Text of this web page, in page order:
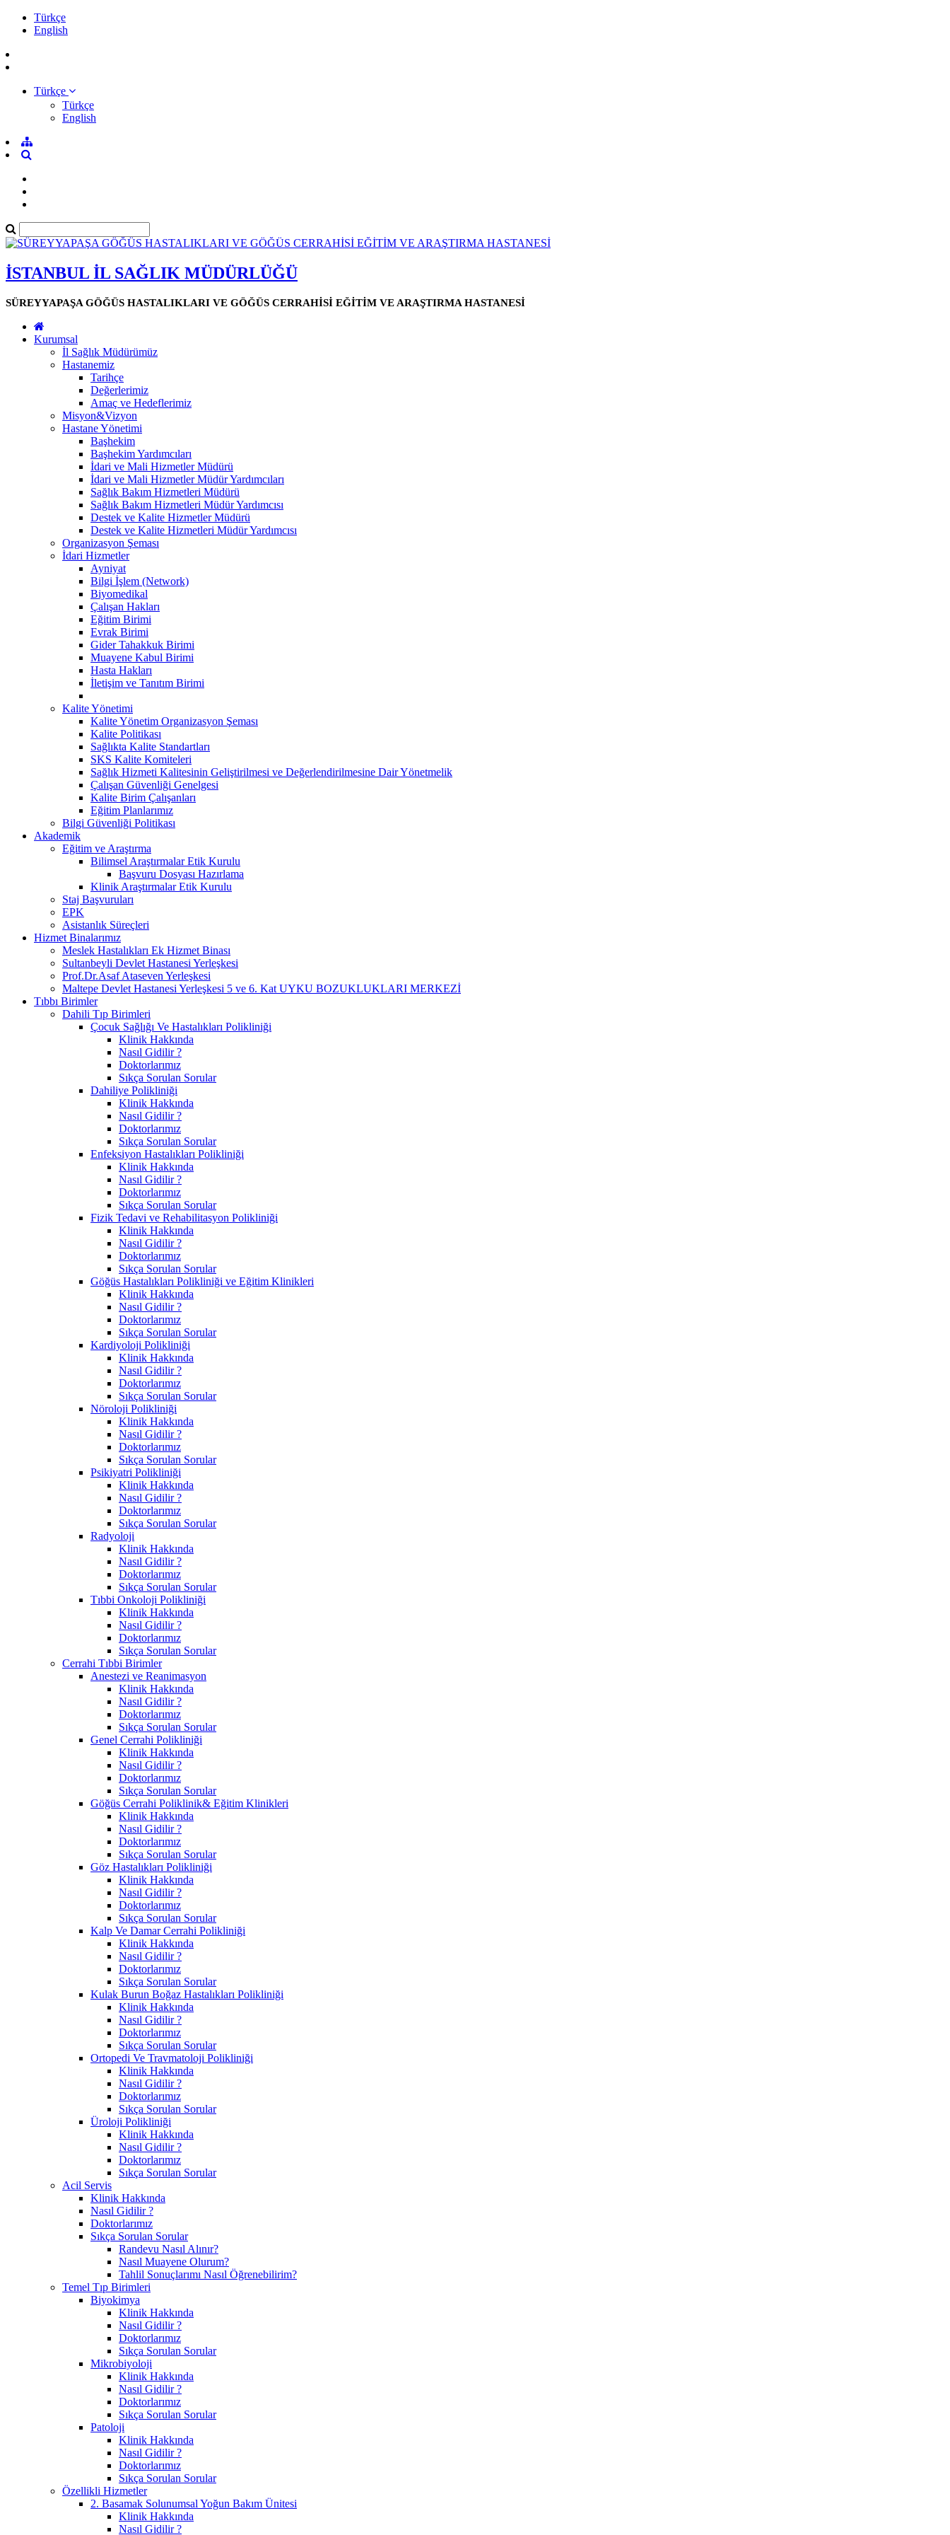
Türkçe
English
Türkçe
Türkçe
English
İSTANBUL İL SAĞLIK MÜDÜRLÜĞÜ
SÜREYYAPAŞA GÖĞÜS HASTALIKLARI VE GÖĞÜS CERRAHİSİ EĞİTİM VE ARAŞTIRMA HASTANESİ
Kurumsal
İl Sağlık Müdürümüz
Hastanemiz
Tarihçe
Değerlerimiz
Amaç ve Hedeflerimiz
Misyon&Vizyon
Hastane Yönetimi
Başhekim
Başhekim Yardımcıları
İdari ve Mali Hizmetler Müdürü
İdari ve Mali Hizmetler Müdür Yardımcıları
Sağlık Bakım Hizmetleri Müdürü
Sağlık Bakım Hizmetleri Müdür Yardımcısı
Destek ve Kalite Hizmetler Müdürü
Destek ve Kalite Hizmetleri Müdür Yardımcısı
Organizasyon Şeması
İdari Hizmetler
Ayniyat
Bilgi İşlem (Network)
Biyomedikal
Çalışan Hakları
Eğitim Birimi
Evrak Birimi
Gider Tahakkuk Birimi
Muayene Kabul Birimi
Hasta Hakları
İletişim ve Tanıtım Birimi
Kalite Yönetimi
Kalite Yönetim Organizasyon Şeması
Kalite Politikası
Sağlıkta Kalite Standartları
SKS Kalite Komiteleri
Sağlık Hizmeti Kalitesinin Geliştirilmesi ve Değerlendirilmesine Dair Yönetmelik
Çalışan Güvenliği Genelgesi
Kalite Birim Çalışanları
Eğitim Planlarımız
Bilgi Güvenliği Politikası
Akademik
Eğitim ve Araştırma
Bilimsel Araştırmalar Etik Kurulu
Başvuru Dosyası Hazırlama
Klinik Araştırmalar Etik Kurulu
Staj Başvuruları
EPK
Asistanlık Süreçleri
Hizmet Binalarımız
Meslek Hastalıkları Ek Hizmet Binası
Sultanbeyli Devlet Hastanesi Yerleşkesi
Prof.Dr.Asaf Ataseven Yerleşkesi
Maltepe Devlet Hastanesi Yerleşkesi 5 ve 6. Kat UYKU BOZUKLUKLARI MERKEZİ
Tıbbı Birimler
Dahili Tıp Birimleri
Çocuk Sağlığı Ve Hastalıkları Polikliniği
Klinik Hakkında
Nasıl Gidilir ?
Doktorlarımız
Sıkça Sorulan Sorular
Dahiliye Polikliniği
Klinik Hakkında
Nasıl Gidilir ?
Doktorlarımız
Sıkça Sorulan Sorular
Enfeksiyon Hastalıkları Polikliniği
Klinik Hakkında
Nasıl Gidilir ?
Doktorlarımız
Sıkça Sorulan Sorular
Fizik Tedavi ve Rehabilitasyon Polikliniği
Klinik Hakkında
Nasıl Gidilir ?
Doktorlarımız
Sıkça Sorulan Sorular
Göğüs Hastalıkları Polikliniği ve Eğitim Klinikleri
Klinik Hakkında
Nasıl Gidilir ?
Doktorlarımız
Sıkça Sorulan Sorular
Kardiyoloji Polikliniği
Klinik Hakkında
Nasıl Gidilir ?
Doktorlarımız
Sıkça Sorulan Sorular
Nöroloji Polikliniği
Klinik Hakkında
Nasıl Gidilir ?
Doktorlarımız
Sıkça Sorulan Sorular
Psikiyatri Polikliniği
Klinik Hakkında
Nasıl Gidilir ?
Doktorlarımız
Sıkça Sorulan Sorular
Radyoloji
Klinik Hakkında
Nasıl Gidilir ?
Doktorlarımız
Sıkça Sorulan Sorular
Tıbbi Onkoloji Polikliniği
Klinik Hakkında
Nasıl Gidilir ?
Doktorlarımız
Sıkça Sorulan Sorular
Cerrahi Tıbbi Birimler
Anestezi ve Reanimasyon
Klinik Hakkında
Nasıl Gidilir ?
Doktorlarımız
Sıkça Sorulan Sorular
Genel Cerrahi Polikliniği
Klinik Hakkında
Nasıl Gidilir ?
Doktorlarımız
Sıkça Sorulan Sorular
Göğüs Cerrahi Poliklinik& Eğitim Klinikleri
Klinik Hakkında
Nasıl Gidilir ?
Doktorlarımız
Sıkça Sorulan Sorular
Göz Hastalıkları Polikliniği
Klinik Hakkında
Nasıl Gidilir ?
Doktorlarımız
Sıkça Sorulan Sorular
Kalp Ve Damar Cerrahi Polikliniği
Klinik Hakkında
Nasıl Gidilir ?
Doktorlarımız
Sıkça Sorulan Sorular
Kulak Burun Boğaz Hastalıkları Polikliniği
Klinik Hakkında
Nasıl Gidilir ?
Doktorlarımız
Sıkça Sorulan Sorular
Ortopedi Ve Travmatoloji Polikliniği
Klinik Hakkında
Nasıl Gidilir ?
Doktorlarımız
Sıkça Sorulan Sorular
Üroloji Polikliniği
Klinik Hakkında
Nasıl Gidilir ?
Doktorlarımız
Sıkça Sorulan Sorular
Acil Servis
Klinik Hakkında
Nasıl Gidilir ?
Doktorlarımız
Sıkça Sorulan Sorular
Randevu Nasıl Alınır?
Nasıl Muayene Olurum?
Tahlil Sonuçlarımı Nasıl Öğrenebilirim?
Temel Tıp Birimleri
Biyokimya
Klinik Hakkında
Nasıl Gidilir ?
Doktorlarımız
Sıkça Sorulan Sorular
Mikrobiyoloji
Klinik Hakkında
Nasıl Gidilir ?
Doktorlarımız
Sıkça Sorulan Sorular
Patoloji
Klinik Hakkında
Nasıl Gidilir ?
Doktorlarımız
Sıkça Sorulan Sorular
Özellikli Hizmetler
2. Basamak Solunumsal Yoğun Bakım Ünitesi
Klinik Hakkında
Nasıl Gidilir ?